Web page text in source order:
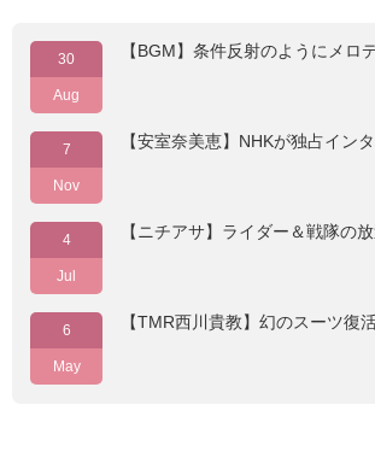
30
Aug
【BGM】条件反射のようにメロ
7
Nov
【安室奈美恵】NHKが独占イン
4
Jul
【ニチアサ】ライダー＆戦隊の
6
May
【TMR西川貴教】幻のスーツ復